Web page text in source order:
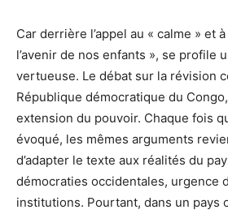
Car derrière l’appel au « calme » et
l’avenir de nos enfants », se profile
vertueuse. Le débat sur la révision
République démocratique du
extension du pouvoir. Chaque fois
évoqué, les mêmes arguments
d’adapter le texte aux réalités du
démocraties occidentales, urgence
institutions. Pourtant, dans un pays